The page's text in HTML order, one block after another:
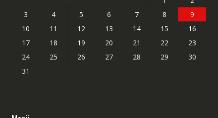
3
4 5 6 7 8
9
10
11 12 13 14 15
16
17
18 19 20 21 22
23
24
25 26 27 28 29
30
31